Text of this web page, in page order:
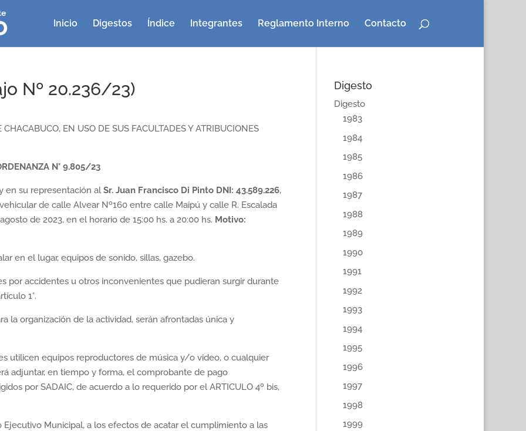
Inicio Digestos Índice Integrantes Reglamento Interno Contacto
Nº 20.236/23)
EN USO DE SUS FACULTADES Y ATRIBUCIONES
N° 9.805/23
en su representación alSr. Juan Francisco Di Pinto DNI: 43.589.226,
de calle Alvear Nº160 entre calle Maipú y calle R. Escalada
de 2023, en el horario de 15:00 hs. a 20:00 hs. Motivo:
en el lugar, equipos de sonido, sillas, gazebo.
por accidentes u otros inconvenientes que pudieran surgir durante
1°.
la organización de la actividad, serán afrontadas única y
utilicen equipos reproductores de música y/o video, o cualquier
adjuntar, en tiempo y forma, el comprobante de pago
por SADAIC, de acuerdo a lo requerido por el ARTICULO 4º bis,
Municipal, a los efectos de acatar el cumplimiento a las
Digesto
Digesto
1983
1984
1985
1986
1987
1988
1989
1990
1991
1992
1993
1994
1995
1996
1997
1998
1999